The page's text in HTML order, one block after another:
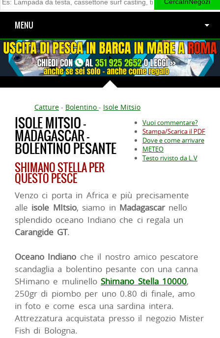
MENU
Catture - Bolentino - Isole Mitsio
Vuoi commentare?
Stampa/Scarica il PDF
Dove e come arrivare
METEO
Testo rivisto da L.V
ISOLE MITSIO -
MADAGASCAR -
BOLENTINO PESANTE
SHIMANO STELLA PER
QUESTO PESCE
Venzo ci porta in Africa e più precisamente
alle isole MItsio, siamo in Madagascarnello
splendido oceano Indiano che ci regala un
Carangide GT.
Oceano Indiano che il nostro amico pescatore
scandaglia a bolentino pesante con una canna
SHimano e mulinelloShimano Stella 10000,
250gr di piombo per uno 0.80 di finale, amo
in foto e come esca una sardina intera.
Attrezzatura acquistata presso il negozio Mister
Fish di Bologna.